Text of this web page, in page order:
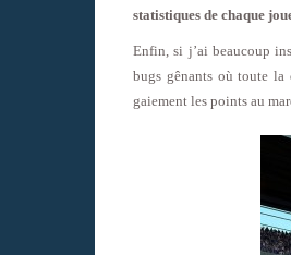
statistiques de chaque
Enfin, si j’ai beaucoup
bugs gênants où toute la
gaiement les points au